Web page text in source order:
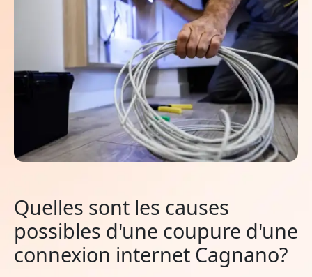
Quelles sont les causes
possibles d'une coupure d'une
connexion internet Cagnano?